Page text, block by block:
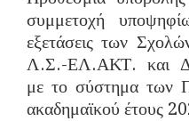
συμμετοχή
εξετάσεις των
Λ.Σ.-ΕΛ.ΑΚΤ. και
με το σύστημα των
ακαδημαϊκού έτους